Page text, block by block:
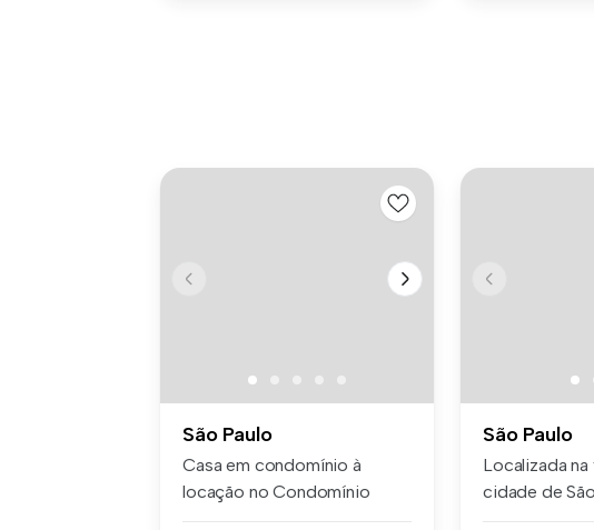
São Paulo
Casa em condomínio à
locação no Condomínio
São Paulo
Localizada
cidade de